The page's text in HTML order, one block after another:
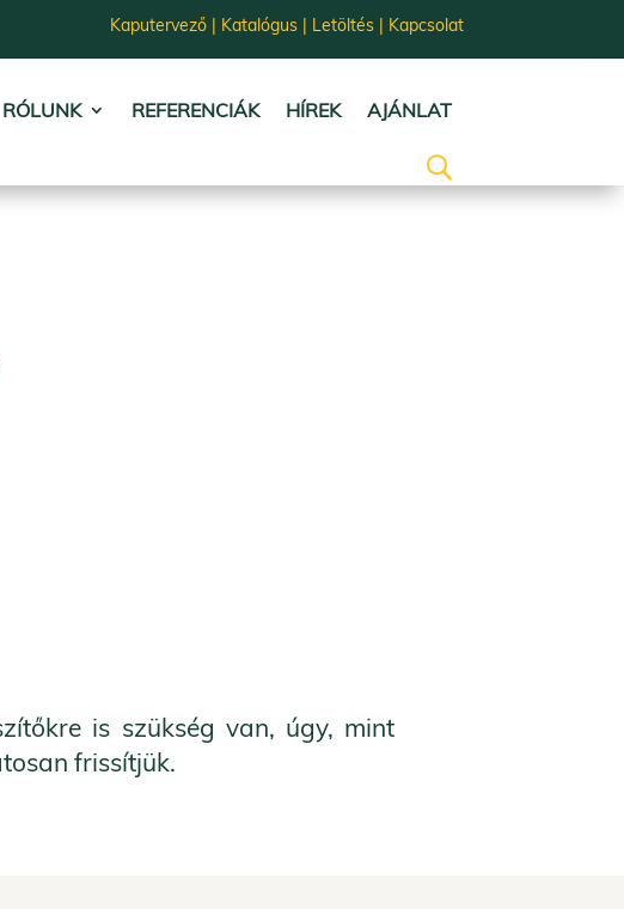
Kaputervező | Katalógus | Letöltés | Kapcsolat
RÓLUNK REFERENCIÁK HÍREK AJÁNLAT
is szükség van, úgy, mint
frissítjük.